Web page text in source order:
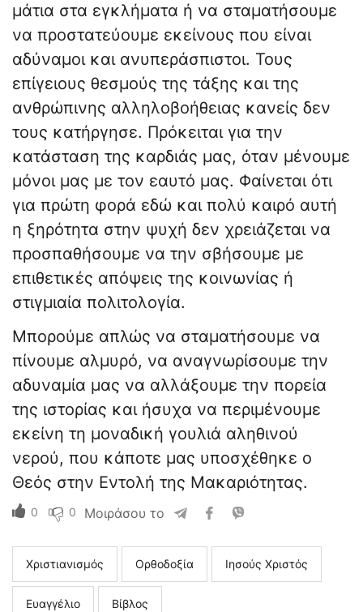
μάτια στα εγκλήματα ή να σταματήσουμε
να προστατεύουμε εκείνους που είναι
αδύναμοι και ανυπεράσπιστοι. Τους
επίγειους θεσμούς της τάξης και της
ανθρώπινης αλληλοβοήθειας κανείς δεν
τους κατήργησε. Πρόκειται για την
κατάσταση της καρδιάς μας, όταν μένουμε
μόνοι μας με τον εαυτό μας. Φαίνεται ότι
για πρώτη φορά εδώ και πολύ καιρό αυτή
η ξηρότητα στην ψυχή δεν χρειάζεται να
προσπαθήσουμε να την σβήσουμε με
επιθετικές απόψεις της κοινωνίας ή
στιγμιαία πολιτολογία.
Μπορούμε απλώς να σταματήσουμε να
πίνουμε αλμυρό, να αναγνωρίσουμε την
αδυναμία μας να αλλάξουμε την πορεία
της ιστορίας και ήσυχα να περιμένουμε
εκείνη τη μοναδική γουλιά αληθινού
νερού, που κάποτε μας υποσχέθηκε ο
Θεός στην Εντολή της Μακαριότητας.
0 0 Μοιράσου το
Χριστιανισμός Ορθοδοξία Ιησούς Χριστός
Ευαγγέλιο Βίβλος